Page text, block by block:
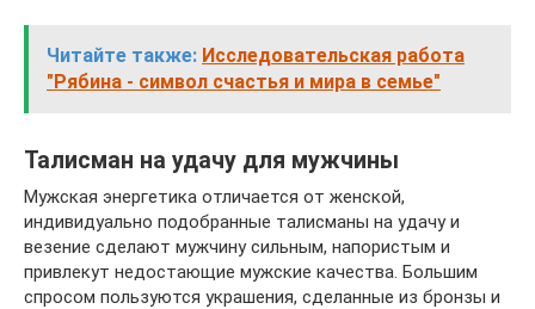
Читайте также: Исследовательская работа
"Рябина - символ счастья и мира в семье"
Талисман на удачу для мужчины
Мужская энергетика отличается от женской,
индивидуально подобранные талисманы на удачу и
везение сделают мужчину сильным, напористым и
привлекут недостающие мужские качества. Большим
спросом пользуются украшения, сделанные из бронзы и